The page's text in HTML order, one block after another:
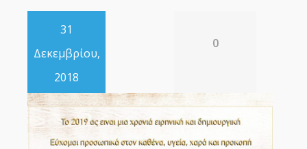
31
Δεκεμβρίου,
2018
0